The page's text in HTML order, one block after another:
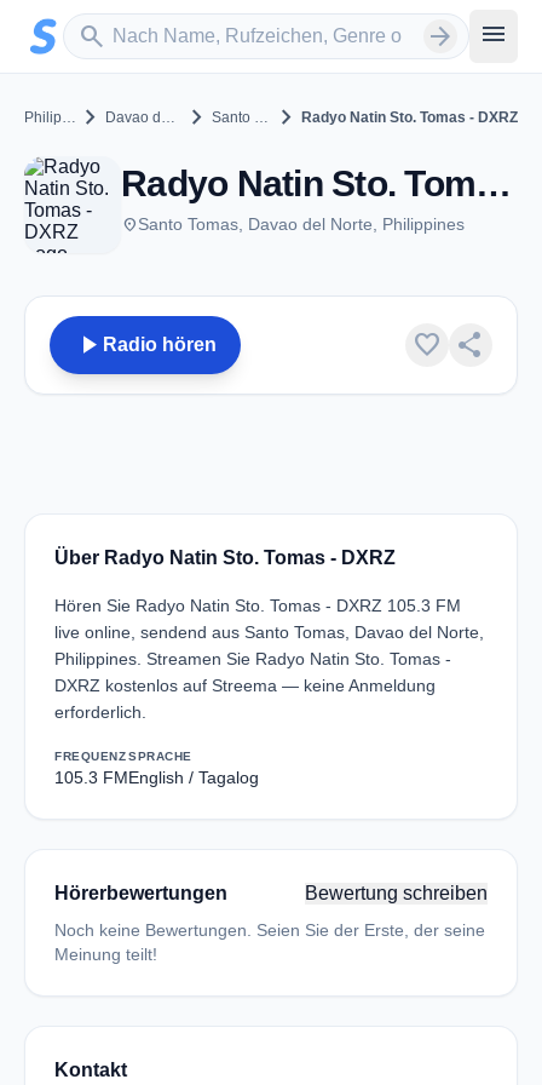
Zum Hauptinhalt springen
search
Sender suchen arrow_forward menu
Philippines chevron_right Davao del Norte chevron_right Santo Tomas chevron_right Radyo Natin Sto. Tomas - DXRZ
Radyo Natin Sto. Tomas - DXRZ - FM 105.3 - Santo Tomas
placeSanto Tomas, Davao del Norte, Philippines
play_arrow Radio hören favorite share
Über Radyo Natin Sto. Tomas - DXRZ
Hören Sie Radyo Natin Sto. Tomas - DXRZ 105.3 FM
live online, sendend aus Santo Tomas, Davao del Norte,
Philippines. Streamen Sie Radyo Natin Sto. Tomas -
DXRZ kostenlos auf Streema — keine Anmeldung
erforderlich.
FREQUENZ
105.3 FM
SPRACHE
English / Tagalog
Hörerbewertungen Bewertung schreiben
Noch keine Bewertungen. Seien Sie der Erste, der seine
Meinung teilt!
Kontakt